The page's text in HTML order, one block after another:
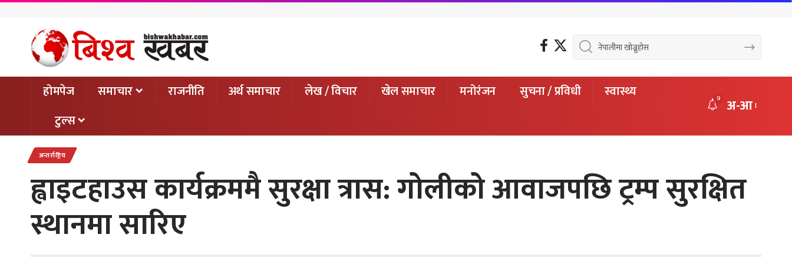
होमपेज समाचार राजनीति अर्थ समाचार लेख / विचार खेल समाचार मनोरंजन सुचना / प्रविधी
स्वास्थ्य
टुल्स
9 अ-आ
अन्तर्राष्ट्रिय
ह्वाइटहाउस कार्यक्रममै सुरक्षा त्रास: गोलीको आवाजपछि ट्रम्प सुरक्षित
स्थानमा सारिए